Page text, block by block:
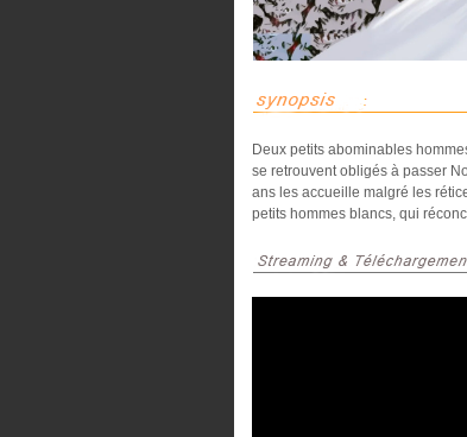
Deux petits abominables
se retrouvent obligés à passer
ans les accueille malgré les
petits hommes blancs, qui